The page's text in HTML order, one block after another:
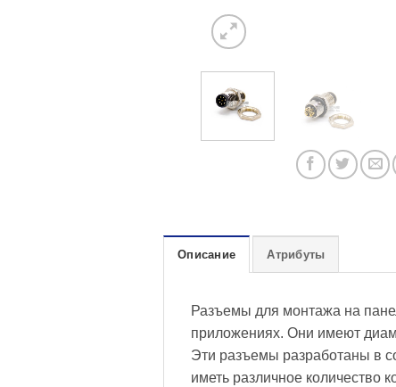
Описание Атрибуты
Разъемы для монтажа на
приложениях. Они имеют
Эти разъемы разработаны в
иметь различное количество